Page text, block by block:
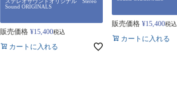
Sound ORIGINALS
販売価格 ¥15,400税込
カートに入れる
販売価格 ¥15,400税込
カートに入れる